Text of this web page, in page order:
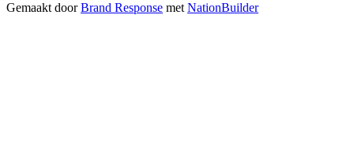
Gemaakt doorBrand Response met NationBuilder